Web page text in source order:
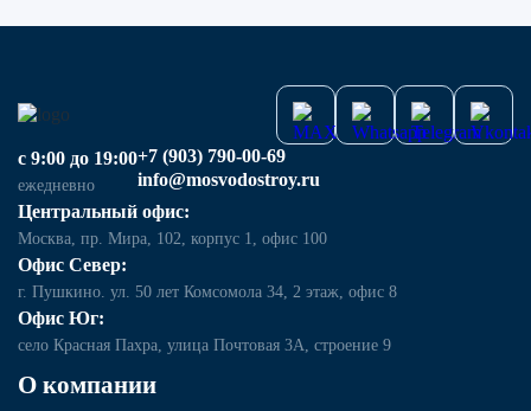
О компании
с 9:00 до 19:00
ежедневно
+7 (903) 790-00-69
info@mosvodostroy.ru
Центральный офис:
Москва, пр. Мира, 102, корпус 1, офис 100
Офис Север:
г. Пушкино. ул. 50 лет Комсомола 34, 2 этаж, офис 8
Офис Юг:
село Красная Пахра, улица Почтовая 3А, строение 9